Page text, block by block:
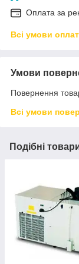
Оплата за
Всі умови
Умови
Повернення
Всі умови
Подібні